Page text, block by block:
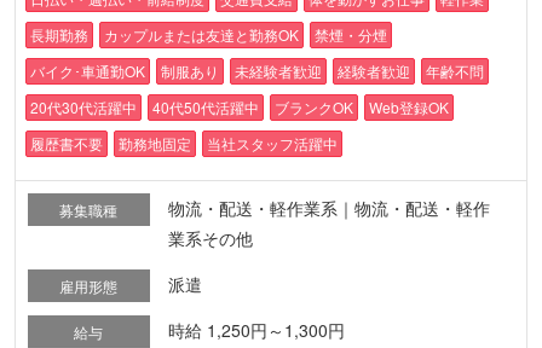
長期勤務
カップルまたは友達と勤務OK
禁煙・分煙
バイク･車通勤OK
制服あり 未経験者歓迎 経験者歓迎
年齢不問
20代30代活躍中
40代50代活躍中 ブランクOK
Web登録OK
履歴書不要
勤務地固定 当社スタッフ活躍中
募集職種
物流・配送・軽作業系｜物流・配送・軽作
業系その他
雇用形態 派遣
給与 時給 1,250円～1,300円